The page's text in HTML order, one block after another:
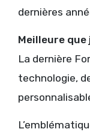
dernières
Meilleure que
La dernière
technologie,